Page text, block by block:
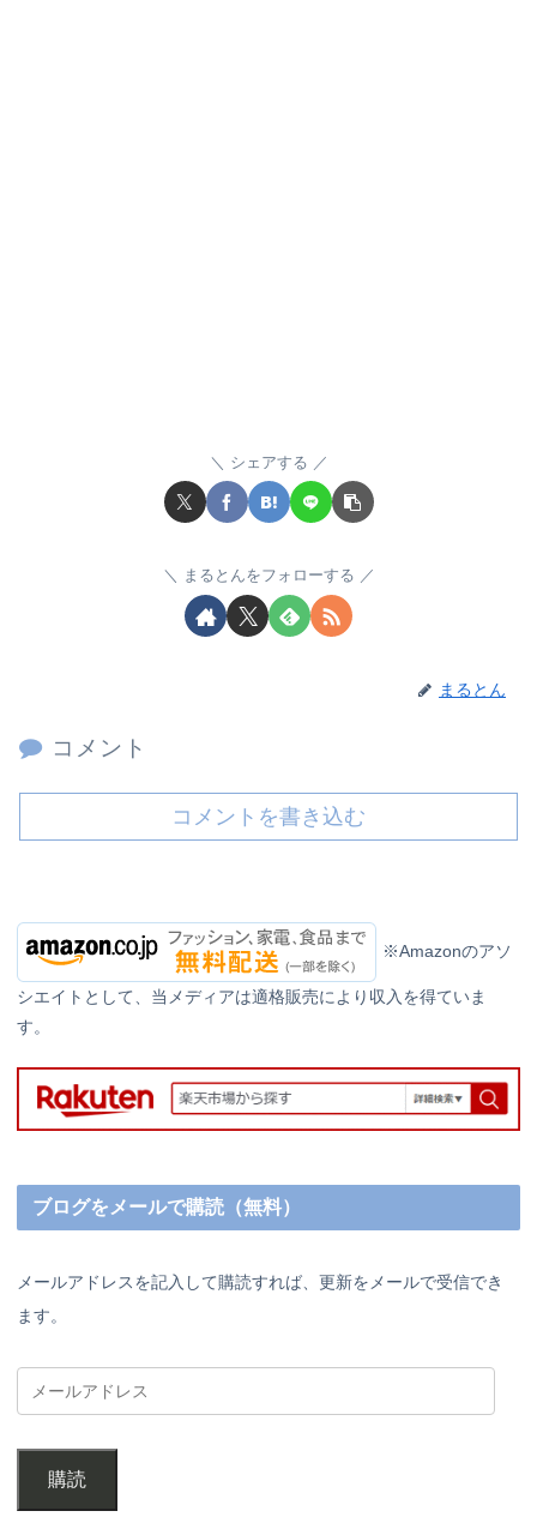
シェアする
まるとんをフォローする
まるとん
コメント
コメントを書き込む
※Amazonのアソ
シエイトとして、当メディアは適格販売により収入を得ていま
す。
ブログをメールで購読（無料）
メールアドレスを記入して購読すれば、更新をメールで受信でき
ます。
購読